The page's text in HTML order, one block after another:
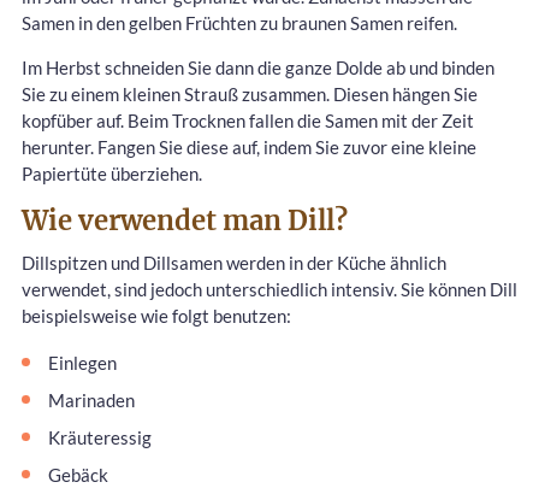
Samen in den gelben Früchten zu braunen Samen reifen.
Im Herbst schneiden Sie dann die ganze Dolde ab und binden
Sie zu einem kleinen Strauß zusammen. Diesen hängen Sie
kopfüber auf. Beim Trocknen fallen die Samen mit der Zeit
herunter. Fangen Sie diese auf, indem Sie zuvor eine kleine
Papiertüte überziehen.
Wie verwendet man Dill?
Dillspitzen und Dillsamen werden in der Küche ähnlich
verwendet, sind jedoch unterschiedlich intensiv. Sie können Dill
beispielsweise wie folgt benutzen:
Einlegen
Marinaden
Kräuteressig
Gebäck